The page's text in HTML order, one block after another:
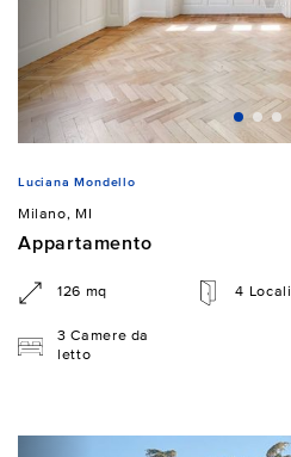
Luciana Mondello
Milano, MI
Appartamento
126 mq 4 Locali
3 Camere da
letto